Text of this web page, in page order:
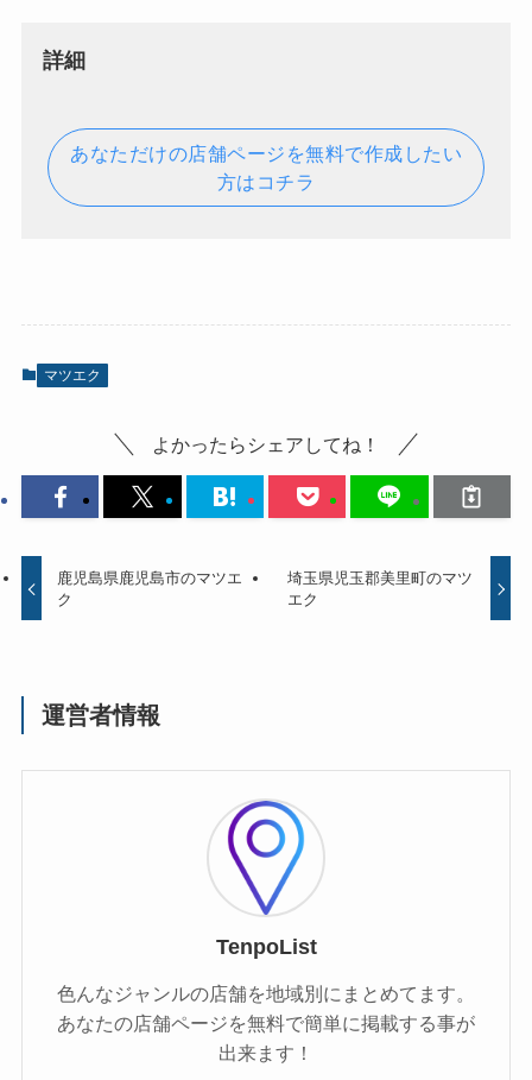
詳細
あなただけの店舗ページを無料で作成したい
方はコチラ
マツエク
よかったらシェアしてね！
鹿児島県鹿児島市のマツエ
ク
埼玉県児玉郡美里町のマツ
エク
運営者情報
TenpoList
色んなジャンルの店舗を地域別にまとめてます。
あなたの店舗ページを無料で簡単に掲載する事が
出来ます！